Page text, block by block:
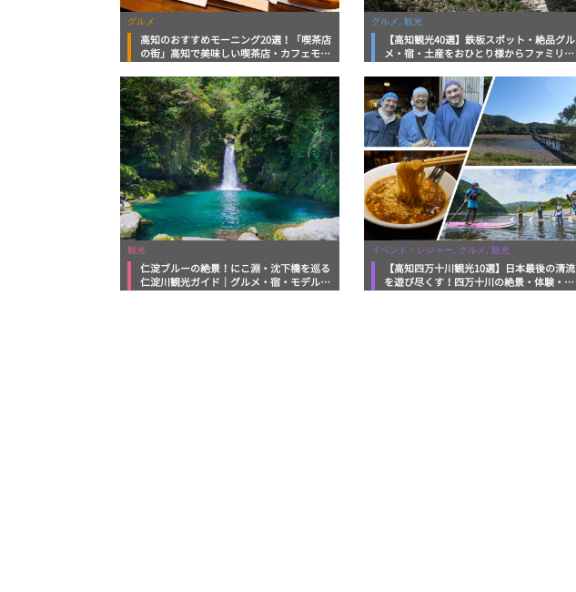
グルメ
高知のおすすめモーニング20選！「喫茶店
の街」高知で美味しい喫茶店・カフェモー
グルメ, 観光
【高知観光40選】鉄板スポット・絶品グル
メ・宿・土産をおひとり様からファミリー
観光
仁淀ブルーの絶景！にこ淵・沈下橋を巡る
仁淀川観光ガイド｜グルメ・宿・モデルコ
イベント・レジャー, グルメ, 観光
【高知四万十川観光10選】日本最後の清流
を遊び尽くす！四万十川の絶景・体験・グ